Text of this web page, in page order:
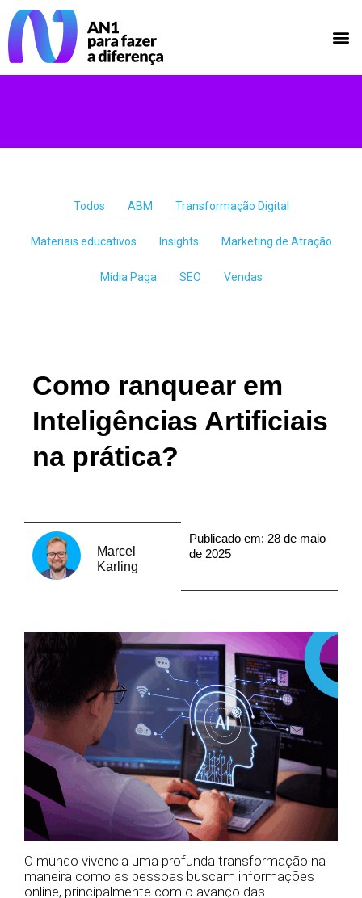
Todos ABM Transformação Digital
Materiais educativos Insights Marketing de Atração
Mídia Paga SEO Vendas
Como ranquear em
Inteligências Artificiais
na prática?
Marcel
Karling
Publicado em: 28 de maio
de 2025
O mundo vivencia uma profunda transformação na
maneira como as pessoas buscam informações
online, principalmente com o avanço das